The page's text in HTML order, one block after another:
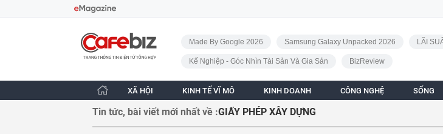
CafeBiz - Trang chủ
Made By Google 2026
Samsung Galaxy Unpacked 2026 LÃI
Kế Nghiệp - Góc Nhìn Tài Sản Và Gia Sản BizReview
XÃ HỘI KINH TẾ VĨ MÔ KINH DOANH CÔNG NGHỆ SỐNG
Tin tức, bài viết mới nhất về :GIẤY PHÉP XÂY DỰNG